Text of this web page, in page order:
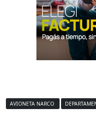
AVIONETA NARCO